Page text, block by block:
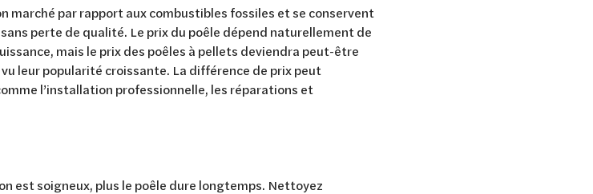
marché par rapport aux combustibles fossiles et se conservent
perte de qualité. Le prix du poêle dépend naturellement de
mais le prix des poêles à pellets deviendra peut-être
leur popularité croissante. La différence de prix peut
l’installation professionnelle, les réparations et
est soigneux, plus le poêle dure longtemps. Nettoyez